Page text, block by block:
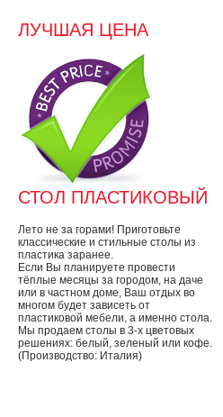
ЛУЧШАЯ ЦЕНА
СТОЛ ПЛАСТИКОВЫЙ
Лето не за горами! Приготовьте
классические и стильные столы из
пластика заранее.
Если Вы планируете провести
тёплые месяцы за городом, на даче
или в частном доме, Ваш отдых во
многом будет зависеть от
пластиковой мебели, а именно стола.
Мы продаем столы в 3-х цветовых
решениях: белый, зеленый или кофе.
(Производство: Италия)